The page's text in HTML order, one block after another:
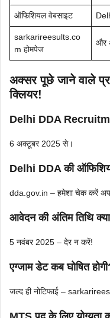
ऑफिशियल वेबसाइट
sarkarireesults.co
m होमपेज
और
अक्सर पूछे जाने वाले
क्लियर!
Delhi DDA
6 अक्टूबर 2025 से।
Delhi DDA की
dda.gov.in – हमेशा चेक करें
आवेदन की अंतिम तिथि
5 नवंबर 2025 – देर न करें!
एग्जाम डेट कब घोषित
जल्द ही नोटिफाई –